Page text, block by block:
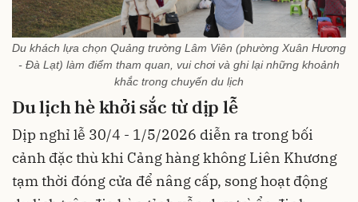
Du khách lựa chọn Quảng trường Lâm Viên (phường Xuân Hương
- Đà Lạt) làm điểm tham quan, vui chơi và ghi lại những khoảnh
khắc trong chuyến du lịch
Du lịch hè khởi sắc từ dịp lễ
Dịp nghỉ lễ 30/4 - 1/5/2026 diễn ra trong bối
cảnh đặc thù khi Cảng hàng không Liên Khương
tạm thời đóng cửa để nâng cấp, song hoạt động